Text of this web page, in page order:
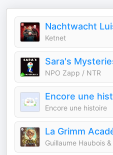
Nachtwacht
Ketnet
Sara's
NPO Zapp / NTR
Encore une
Encore une histoire
Guillaume Haubois